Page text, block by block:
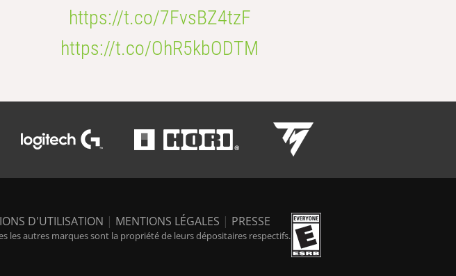
https://t.co/7FvsBZ4tzF
https://t.co/OhR5kbODTM
D'UTILISATION | MENTIONS LÉGALES | PRESSE
les autres marques sont la propriété de leurs dépositaires respectifs.